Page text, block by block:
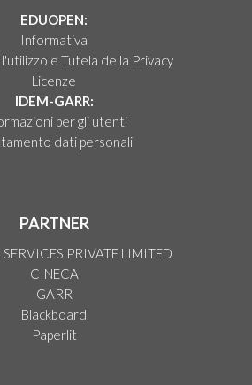
EDUOPEN:
Informativa
e Tutela della Privacy
Licenze
IDEM-GARR:
per gli utenti
dati personali
PARTNER
SERVICES PRIVATE LIMITED
CINECA
GARR
Blackboard
Paperlit